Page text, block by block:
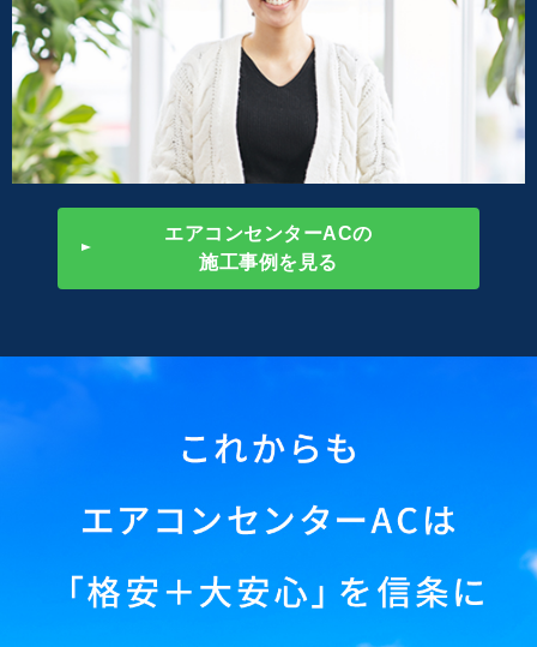
エアコンセンターACの
施工事例を見る